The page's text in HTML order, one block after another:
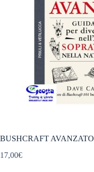
BUSHCRAFT AVANZATO
17,00€